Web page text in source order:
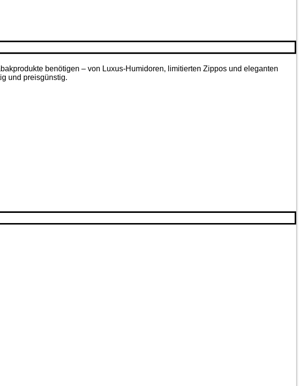
benötigen – von Luxus-Humidoren, limitierten Zippos und eleganten
und preisgünstig.